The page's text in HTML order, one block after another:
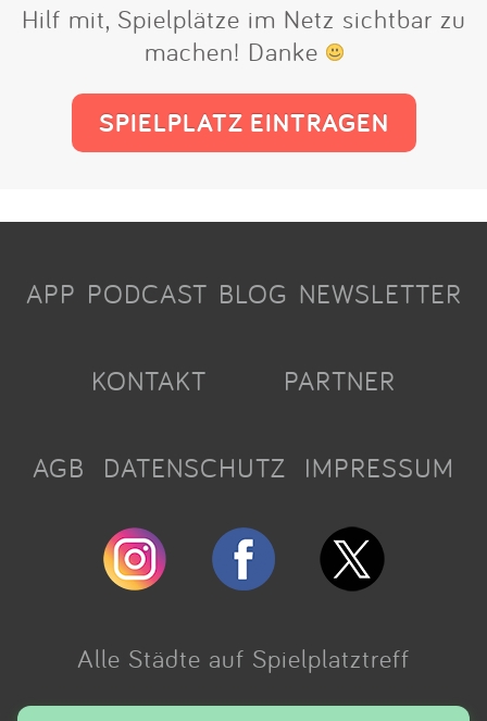
Hilf mit, Spielplätze im Netz sichtbar zu
machen! Danke
SPIELPLATZ EINTRAGEN
APP PODCAST BLOG NEWSLETTER
KONTAKT PARTNER
AGB DATENSCHUTZ IMPRESSUM
Alle Städte auf Spielplatztreff